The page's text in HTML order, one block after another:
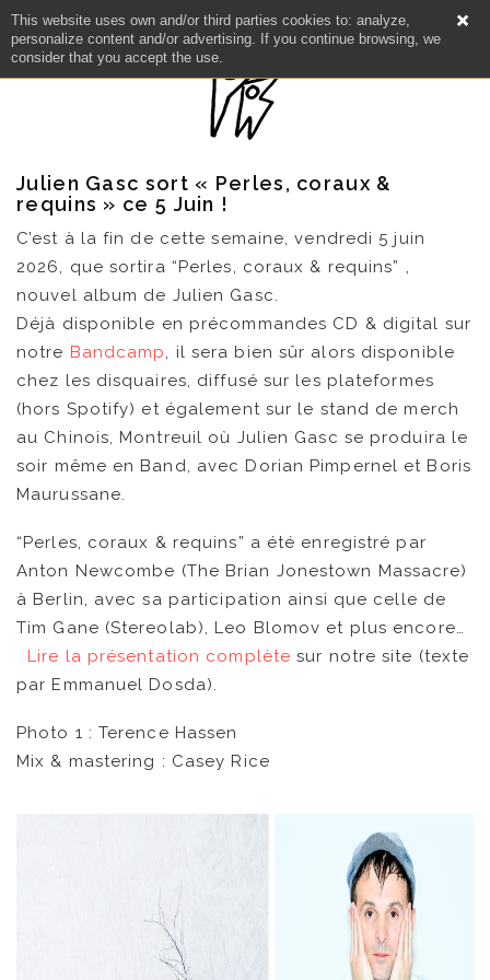
This website uses own and/or third parties cookies to: analyze,
personalize content and/or advertising. If you continue browsing, we
consider that you accept the use.
NEWS
ARTISTES
VIDÉOS
KOOL BIRDS
OUVRÉ
BOOKING
Julien Gasc sort « Perles, coraux &
requins » ce 5 Juin !
C’est à la fin de cette semaine, vendredi 5 juin
2026, que sortira “Perles, coraux & requins” ,
nouvel album de Julien Gasc.
Déjà disponible en précommandes CD & digital sur
notre Bandcamp, il sera bien sûr alors disponible
chez les disquaires, diffusé sur les plateformes
(hors Spotify) et également sur le stand de merch
au Chinois, Montreuil où Julien Gasc se produira le
soir même en Band, avec Dorian Pimpernel et Boris
Maurussane.
“Perles, coraux & requins” a été enregistré par
Anton Newcombe (The Brian Jonestown Massacre)
à Berlin, avec sa participation ainsi que celle de
Tim Gane (Stereolab), Leo Blomov et plus encore…
Lire la présentation complète sur notre site (texte
par Emmanuel Dosda).
Photo 1 : Terence Hassen
Mix & mastering : Casey Rice